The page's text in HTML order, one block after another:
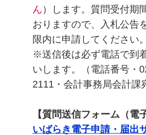
ん）します。質問受付期
おりますので、入札公告
限内に申請してください。
※送信後は必ず電話で到
いします。（電話番号・
2111・会計事務局会計課
【質問送信フォーム（電
いばらき電子申請・届出